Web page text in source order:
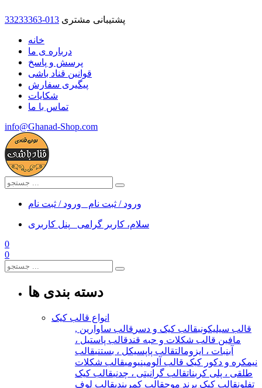
33233363-013 پشتیبانی مشتری
خانه
درباره ی ما
پرسش و پاسخ
قوانین قناد باشی
پیگیری سفارش
شکایات
تماس با ما
info@Ghanad-Shop.com
ورود / ثبت نام ورود / ثبت نام
سلام، کاربر گرامی
پنل کاربری
0
0
دسته بندی ها
انواع قالب کیک
قالب سیلیکونیقالب کیک و دسر قالب ساوارین ,
مافین قالب شکلات و حبه قندقالب پاستیل ،
آبنبات ، ایزومالتقالب پاپسیکل ، بستنیقالب
نیمکره و دکور کیک قالب آلومینیومیقالب شکلات
طلقی ، پلی کربناتقالب گرانیتی ، چدنیقالب کیک
تفلونقالب کیک برند موجقالب کمربندیقالب لوف